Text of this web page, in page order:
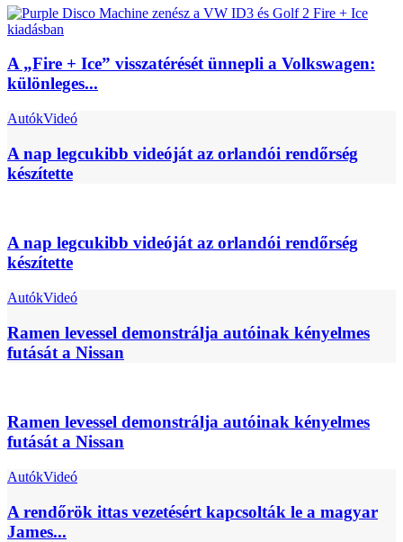
A „Fire + Ice” visszatérését ünnepli a Volkswagen:
különleges...
AutókVideó
A nap legcukibb videóját az orlandói rendőrség
készítette
A nap legcukibb videóját az orlandói rendőrség
készítette
AutókVideó
Ramen levessel demonstrálja autóinak kényelmes
futását a Nissan
Ramen levessel demonstrálja autóinak kényelmes
futását a Nissan
AutókVideó
A rendőrök ittas vezetésért kapcsolták le a magyar
James...